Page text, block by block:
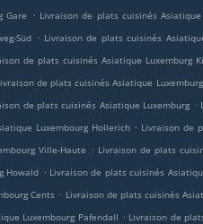
Gare . Livraison de plats cuisinés
Süd . Livraison de plats cuisinés
de plats cuisinés Asiatique Luxemburg
de plats cuisinés Asiatique
de plats cuisinés Asiatique Luxemburg .
Luxembourg Hollerich . Livraison de
Ville-Haute . Livraison de plats
Howald . Livraison de plats cuisinés
Cents . Livraison de plats cuisinés
Luxembourg Pafendall . Livraison de